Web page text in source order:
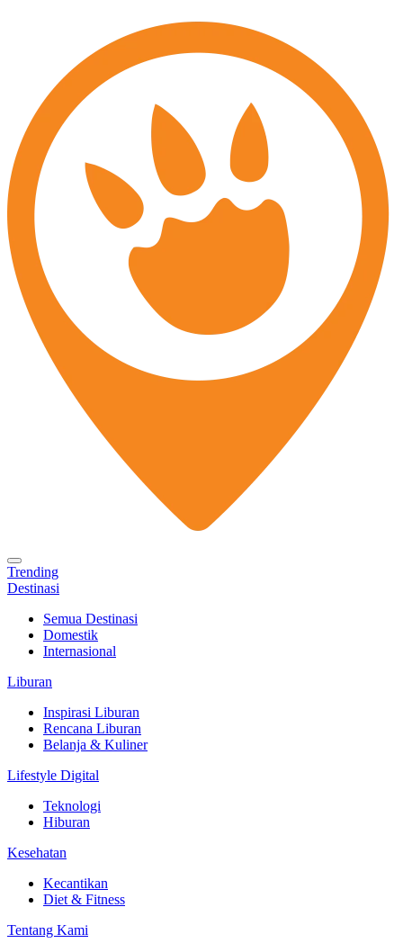
Trending
Destinasi
Semua Destinasi
Domestik
Internasional
Liburan
Inspirasi Liburan
Rencana Liburan
Belanja & Kuliner
Lifestyle Digital
Teknologi
Hiburan
Kesehatan
Kecantikan
Diet & Fitness
Tentang Kami